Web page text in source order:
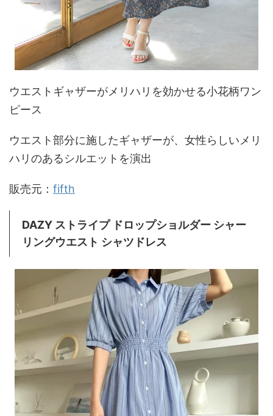
ウエストギャザーがメリハリを効かせる小花柄ワン
ピース
ウエスト部分に施したギャザーが、女性らしいメリ
ハリのあるシルエットを演出
販売元： fifth
DAZY ストライプ ドロップショルダー シャー
リングウエスト シャツドレス